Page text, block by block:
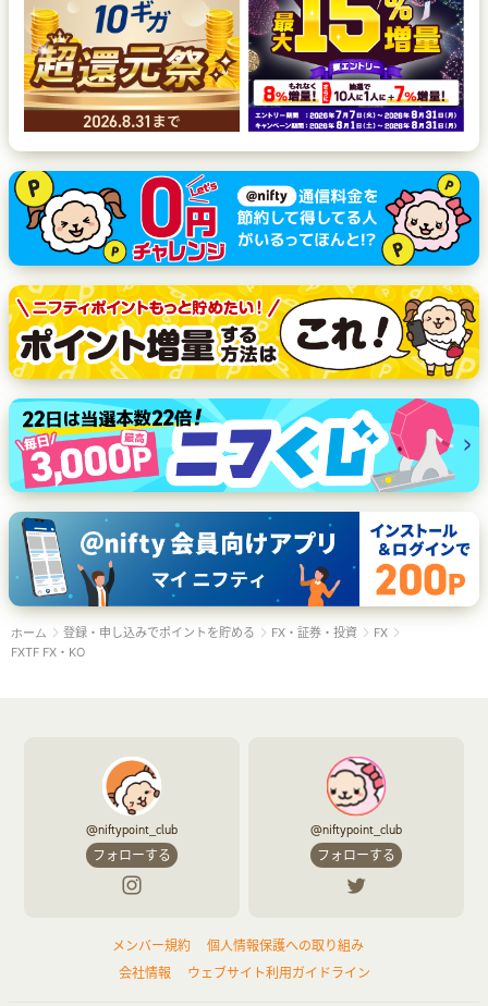
ホーム 登録・申し込みでポイントを貯める FX・証券・投資
FX
FXTF FX・KO
@niftypoint_club
フォローする
@niftypoint_club
フォローする
メンバー規約
個人情報保護への取り組み
会社情報
ウェブサイト利用ガイドライン